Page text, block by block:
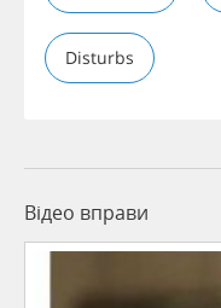
Disturbs
Відео вправи